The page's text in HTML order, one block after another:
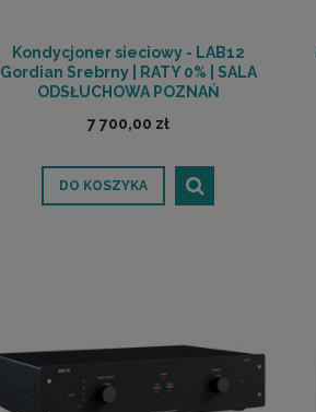
Kondycjoner sieciowy - LAB12
Gordian Srebrny | RATY 0% | SALA
ODSŁUCHOWA POZNAŃ
7 700,00 zł
DO KOSZYKA